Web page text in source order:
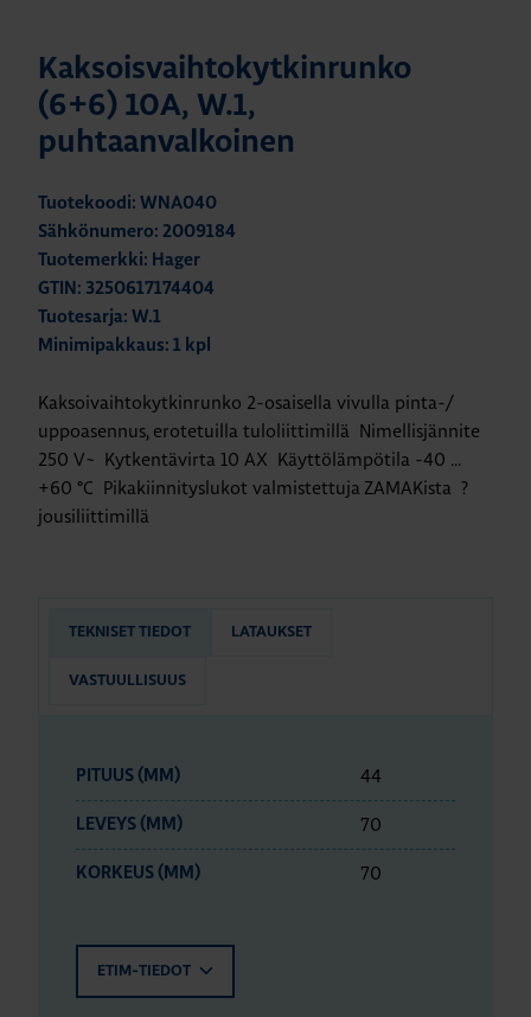
Kaksoisvaihtokytkinrunko
(6+6) 10A, W.1,
puhtaanvalkoinen
Tuotekoodi: WNA040
Sähkönumero: 2009184
Tuotemerkki: Hager
GTIN: 3250617174404
Tuotesarja: W.1
Minimipakkaus: 1 kpl
Kaksoivaihtokytkinrunko 2-osaisella vivulla pinta-/
uppoasennus, erotetuilla tuloliittimillä Nimellisjännite
250 V~ Kytkentävirta 10 AX Käyttölämpötila -40 ...
+60 °C Pikakiinnityslukot valmistettuja ZAMAKista ?
jousiliittimillä
TEKNISET TIEDOT LATAUKSET
VASTUULLISUUS
PITUUS (MM) 44
LEVEYS (MM) 70
KORKEUS (MM) 70
ETIM-TIEDOT